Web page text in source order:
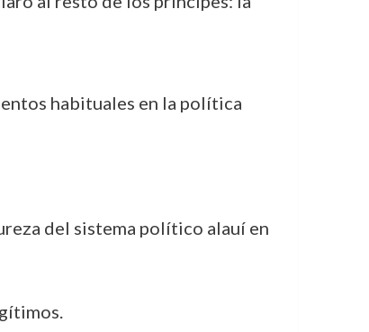
habituales en la política
del sistema político alauí en